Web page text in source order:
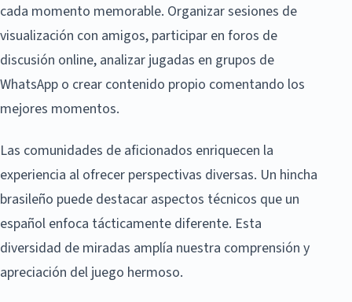
cada momento memorable. Organizar sesiones de
visualización con amigos, participar en foros de
discusión online, analizar jugadas en grupos de
WhatsApp o crear contenido propio comentando los
mejores momentos.
Las comunidades de aficionados enriquecen la
experiencia al ofrecer perspectivas diversas. Un hincha
brasileño puede destacar aspectos técnicos que un
español enfoca tácticamente diferente. Esta
diversidad de miradas amplía nuestra comprensión y
apreciación del juego hermoso.